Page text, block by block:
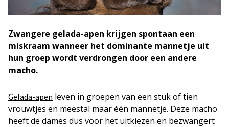
Zwangere gelada-apen krijgen spontaan een
miskraam wanneer het dominante mannetje uit
hun groep wordt verdrongen door een andere
macho.
Gelada-apen leven in groepen van een stuk of tien
vrouwtjes en meestal maar één mannetje. Deze macho
heeft de dames dus voor het uitkiezen en bezwangert